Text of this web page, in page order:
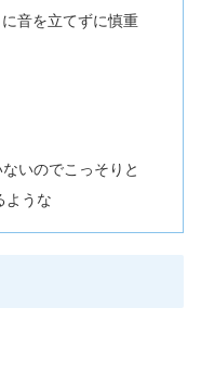
音を立てずに慎重
いのでこっそりと
うな